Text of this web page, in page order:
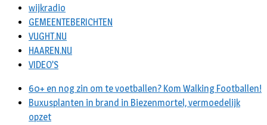
wijkradio
GEMEENTEBERICHTEN
VUGHT.NU
HAAREN.NU
VIDEO’S
60+ en nog zin om te voetballen? Kom Walking Footballen!
Buxusplanten in brand in Biezenmortel, vermoedelijk
opzet